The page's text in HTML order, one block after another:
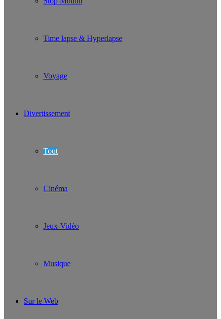
Time lapse & Hyperlapse
Voyage
Divertissement
Tout
Cinéma
Jeux-Vidéo
Musique
Sur le Web